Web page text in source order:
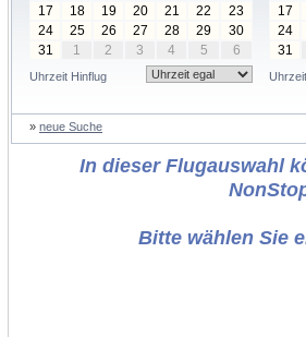
17
18 19 20 21 22
23
24
25 26 27 28 29
30
31
1 2 3 4 5 6
Uhrzeit Hinflug
17
24
31
» neue Suche
In dieser Flugauswahl
Bitte wählen Sie